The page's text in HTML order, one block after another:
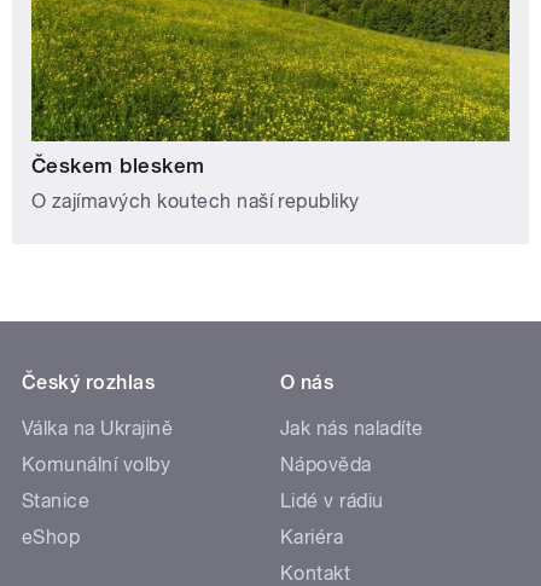
Českem bleskem
O zajímavých koutech naší republiky
Český rozhlas
Válka na Ukrajině
Komunální volby
Stanice
eShop
O nás
Jak nás naladíte
Nápověda
Lidé v rádiu
Kariéra
Kontakt